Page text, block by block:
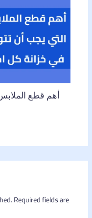
أهم قطع
Required fields are